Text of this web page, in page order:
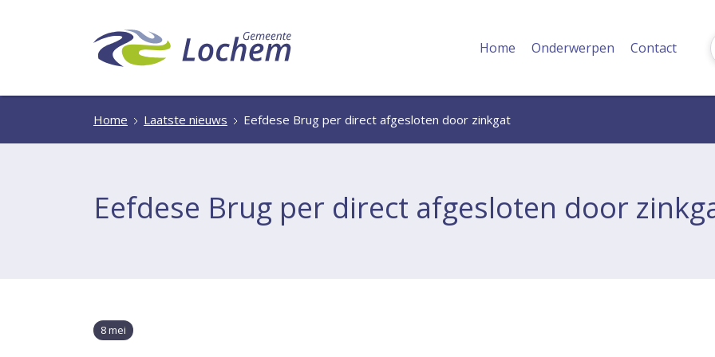
Home Onderwerpen Contact
Home Laatste nieuws Eefdese Brug per direct afgesloten door zinkgat
Eefdese Brug per direct afgesloten door
8 mei